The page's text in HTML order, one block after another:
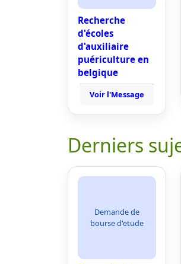
Recherche
d'écoles
d'auxiliaire
puériculture en
belgique
Voir l'Message
Derniers
Demande de
bourse d'etude